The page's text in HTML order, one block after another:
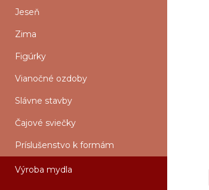
Jeseň
Zima
Figúrky
Vianočné ozdoby
Slávne stavby
Čajové sviečky
Príslušenstvo k formám
Výroba mydla